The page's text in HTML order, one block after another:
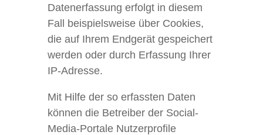
Datenerfassung erfolgt in diesem
Fall beispielsweise über Cookies,
die auf Ihrem Endgerät gespeichert
werden oder durch Erfassung Ihrer
IP-Adresse.
Mit Hilfe der so erfassten Daten
können die Betreiber der Social-
Media-Portale Nutzerprofile